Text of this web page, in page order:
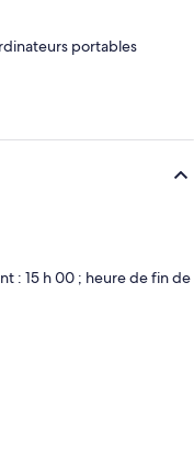
portables
: 15 h 00 ; heure de fin de